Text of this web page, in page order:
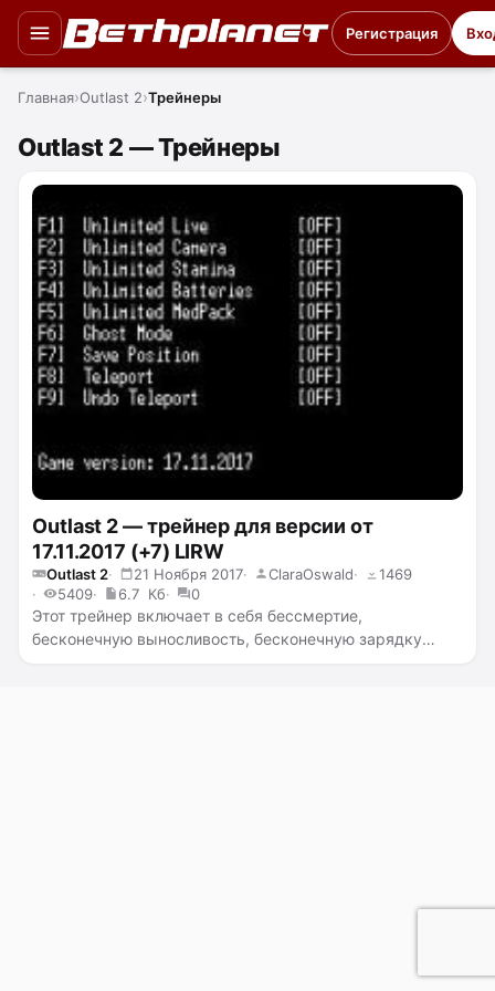
Регистрация
Главная Outlast 2 Трейнеры
Outlast 2 — Трейнеры
Outlast 2 — трейнер для версии от
17.11.2017 (+7) LIRW
Outlast 2 21 Ноября 2017 ClaraOswald
1469
5409
6.7 Кб 0
Этот трейнер включает в себя бессмертие,
бесконечную выносливость, бесконечную зарядку